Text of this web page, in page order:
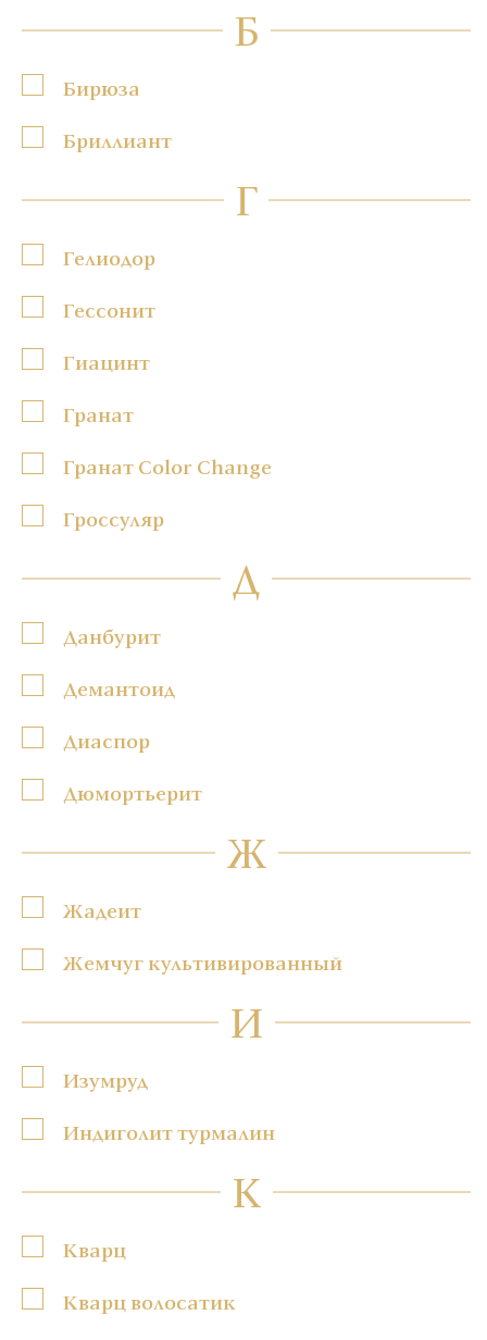
Б
Бирюза
Бриллиант
Г
Гелиодор
Гессонит
Гиацинт
Гранат
Гранат Color Change
Гроссуляр
Д
Данбурит
Демантоид
Диаспор
Дюмортьерит
Ж
Жадеит
Жемчуг культивированный
И
Изумруд
Индиголит турмалин
К
Кварц
Кварц волосатик